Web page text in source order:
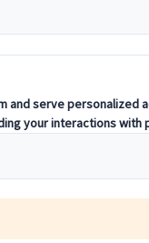
año. Desde la
para que